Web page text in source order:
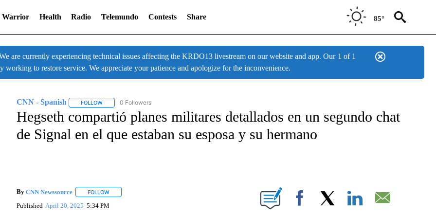
Warrior Health Radio Telemundo Contests Share 85°
are currently experiencing technical issues affecting the KRDO13 livestream on our website and app. Our
working to restore service. We appreciate your patience and apologize for the inconvenience.
1 of 1
CNN - Spanish FOLLOWFOLLOW "CNN - SPANISH" TO RECEIVE NOTIFICATIONS ABOUT NEW PAGES ON "CNN - SPANISH".
0 Followers
Hegseth compartió planes militares detallados en un segundo chat
de Signal en el que estaban su esposa y su hermano
By CNN Newssource FOLLOWFOLLOW "" TO RECEIVE NOTIFICATIONS ABOUT NEW PAGES ON "".
Published April 20, 2025 5:34 PM Facebook